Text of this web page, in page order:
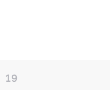
19